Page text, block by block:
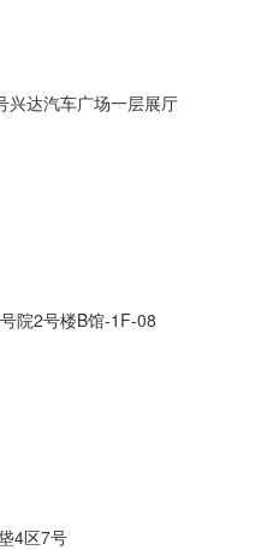
兴达汽车广场一层展厅
院2号楼B馆-1F-08
4区7号